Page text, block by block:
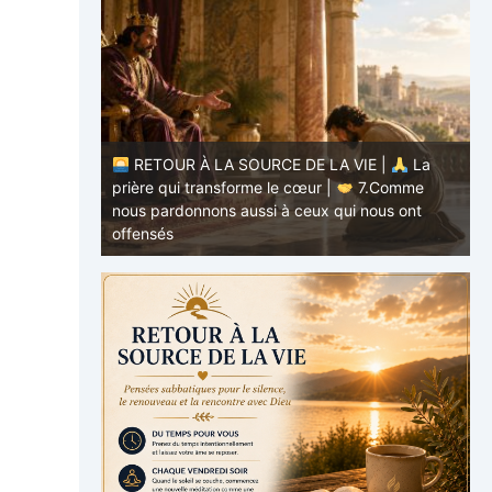
RETOUR À LA SOURCE DE LA VIE |
La
prière qui transforme le cœur |
7.Comme
nous pardonnons aussi à ceux qui nous ont
offensés